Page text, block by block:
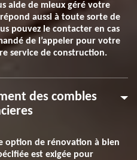
aide de mieux géré votre
aussi à toute sorte de
pouvez le contacter en cas
de l’appeler pour votre
service de construction.
des combles
option de rénovation à bien
est exigée pour